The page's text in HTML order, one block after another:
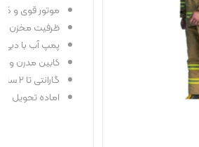
موتور قوی و
ظرفیت مخزن آب
پمپ آب با دبی ۲۰۰۰ لیتر بر دقیقه
کابین مدرن و
گارانتی تا 2 سال
اماده تحویل